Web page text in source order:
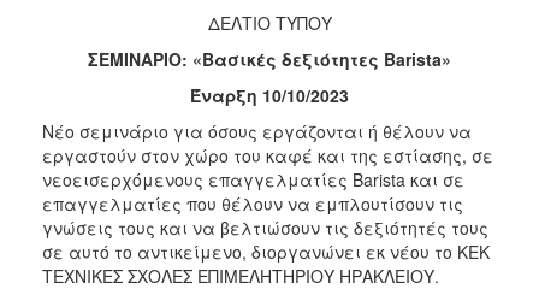
2018
2016
2015
2012
2011
ΔΕΛΤΙΟ ΤΥΠΟΥ
ΣΕΜΙΝΑΡΙΟ: «Βασικές δεξιότητες Barista»
Έναρξη 10/10/2023
Νέο σεμινάριο για όσους εργάζονται ή θέλουν να
εργαστούν στον χώρο του καφέ και της εστίασης, σε
νεοεισερχόμενους επαγγελματίες Barista και σε
επαγγελματίες που θέλουν να εμπλουτίσουν τις
γνώσεις τους και να βελτιώσουν τις δεξιότητές τους
σε αυτό το αντικείμενο, διοργανώνει εκ νέου το ΚΕΚ
ΤΕΧΝΙΚΕΣ ΣΧΟΛΕΣ ΕΠΙΜΕΛΗΤΗΡΙΟΥ ΗΡΑΚΛΕΙΟΥ.